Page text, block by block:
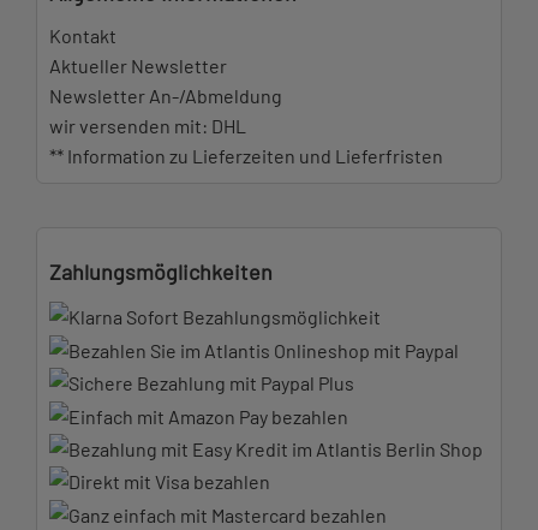
Kontakt
Aktueller Newsletter
Newsletter An-/Abmeldung
wir versenden mit: DHL
** Information zu Lieferzeiten und Lieferfristen
Zahlungsmöglichkeiten